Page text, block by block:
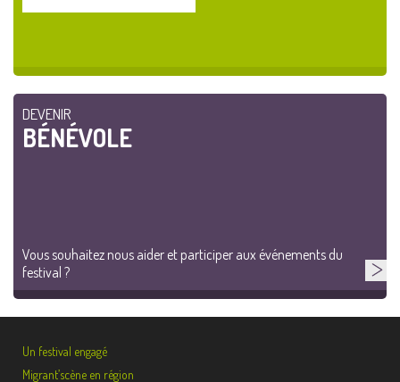
DEVENIR
BÉNÉVOLE
Vous souhaitez nous aider et participer aux événements du
festival ?
Un festival engagé
Migrant’scène en région